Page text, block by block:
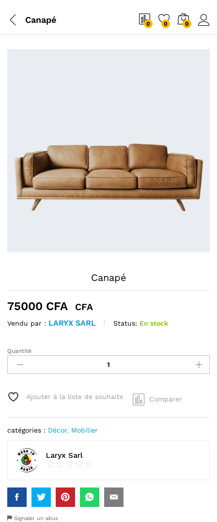
Canapé 0 0 0
Canapé
75000 CFA CFA
Vendu par : LARYX SARL Status: En stock
Canapé
quantité
Quantité
Ajouter à la liste de souhaits Comparer
catégories : Décor, Mobilier
Laryx Sarl
Signaler un abus